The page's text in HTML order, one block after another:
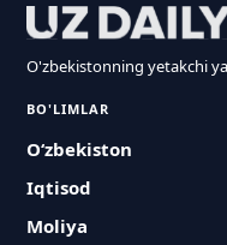
O'zbekistonning yetakchi
BO'LIMLAR
O‘zbekiston
Iqtisod
Moliya